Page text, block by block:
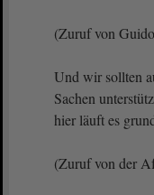
(Zuruf von
Und wir sollten
Sachen
hier läuft es
(Zuruf von der